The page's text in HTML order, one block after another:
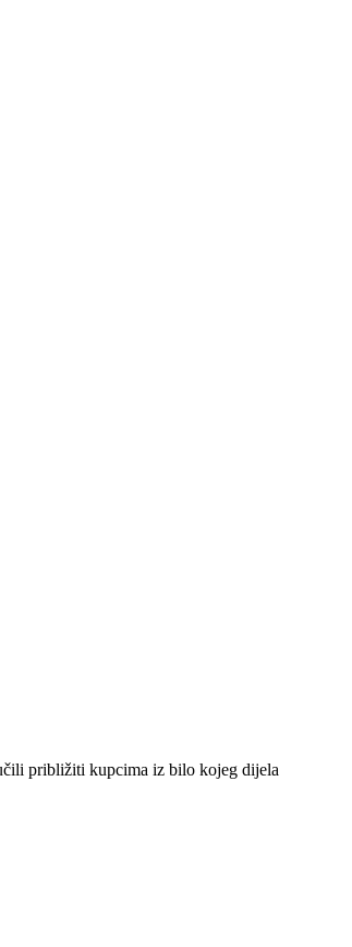
približiti kupcima iz bilo kojeg dijela